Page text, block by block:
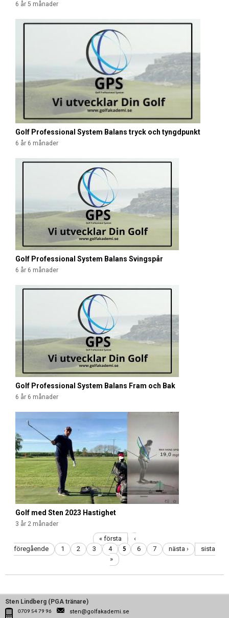
6 år 5 månader
Golf Professional System Balans tryck och tyngdpunkt
6 år 6 månader
Golf Professional System Balans Svingspår
6 år 6 månader
Golf Professional System Balans Fram och Bak
6 år 6 månader
Golf med Sten 2023 Hastighet
3 år 2 månader
« första
‹
föregående
1 2 3 4 5 6 7 nästa ›
sista
»
Sten Lindberg (PGA tränare)
0709 54 79 96 sten@golfakademi.se